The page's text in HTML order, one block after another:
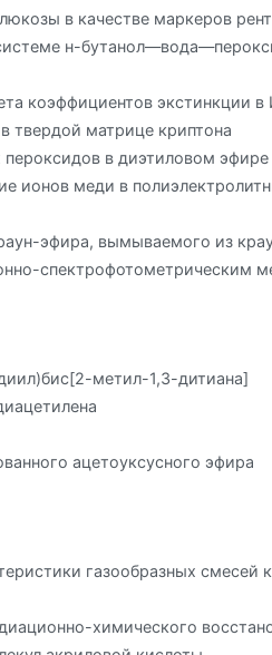
в качестве маркеров
н-
коэффициентов экстинкции
твердой матрице криптона
пероксидов в диэтиловом
ионов меди в
эфира, вымываемого из
спектрофотометрическим
метил-1,3-дитиана]
ацетоуксусного эфира
газообразных смесей
химического